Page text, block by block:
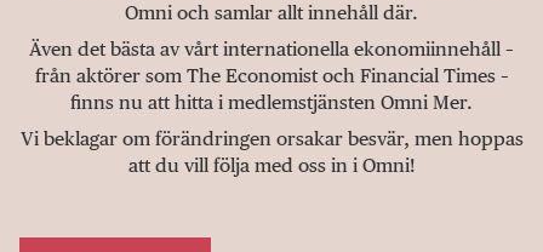
Omni och samlar allt innehåll där.
Även det bästa av vårt internationella ekonomiinnehåll –
från aktörer som The Economist och Financial Times –
finns nu att hitta i medlemstjänsten Omni Mer.
Vi beklagar om förändringen orsakar besvär, men hoppas
att du vill följa med oss in i Omni!